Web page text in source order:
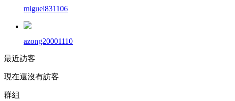
miguel831106
azong20001110
最近訪客
現在還沒有訪客
群組